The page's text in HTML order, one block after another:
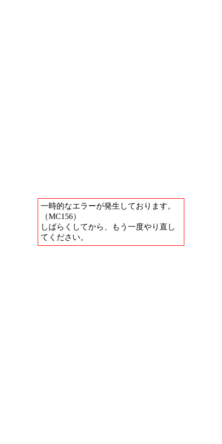
一時的なエラーが発生しております。
（MC156）
しばらくしてから、もう一度やり直し
てください。